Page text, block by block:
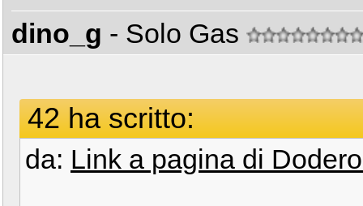
dino_g - Solo Gas
42 ha scritto:
da: Link a pagina di